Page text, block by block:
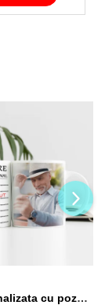
Cana personalizata cu poza si model Pensionare